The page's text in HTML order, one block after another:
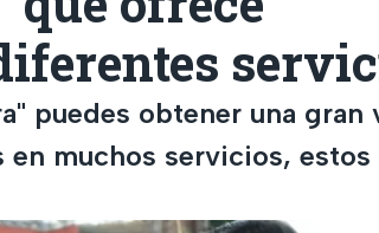
puedes obtener una gran
muchos servicios, estos